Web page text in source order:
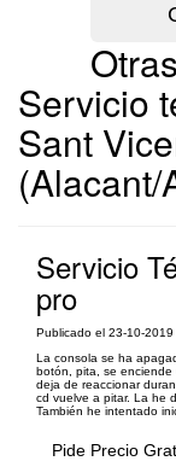
Servicio
Sant
(Alacant/
Servicio
pro
Publicado el 23-10-
La consola se ha
botón, pita, se
deja de reaccionar
cd vuelve a pitar. La he
También he intentado
Pide Precio